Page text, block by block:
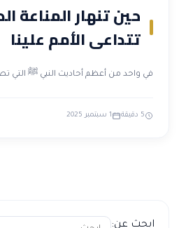
حين تنهار المناعة
تتداعى الأمم علينا
في واحد من أعظم أحاديث النبي ﷺ التي
5 دقيقة 1 سبتمبر 2025
ابحث عن: